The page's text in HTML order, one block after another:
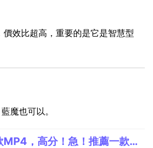
效比超高，重要的是它是智慧型
魔也可以。
高分！急！一款MP4，高分！急！推薦一款MP